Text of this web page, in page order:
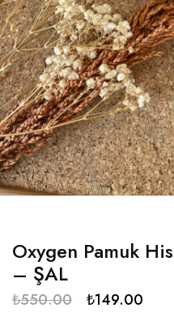
Oxygen Pamuk
– ŞAL
₺550.00 ₺149.00